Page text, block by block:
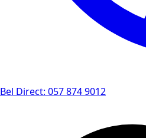
Bel Direct: 057 874 9012